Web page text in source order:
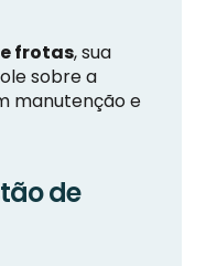
frotas, sua
sobre a
manutenção e
de